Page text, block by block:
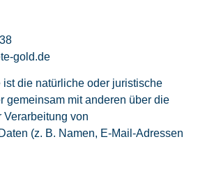
gold.de
die natürliche oder juristische
gemeinsam mit anderen über die
von
(z. B. Namen, E-Mail-Adressen